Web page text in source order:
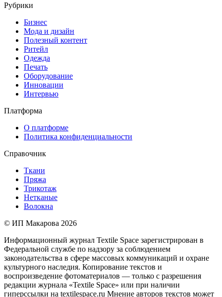
Рубрики
Бизнес
Мода и дизайн
Полезный контент
Ритейл
Одежда
Печать
Оборудование
Инновации
Интервью
Платформа
О платформе
Политика конфиденциальности
Справочник
Ткани
Пряжа
Трикотаж
Нетканые
Волокна
© ИП Макарова 2026
Информационный журнал Textile Space зарегистрирован в
Федеральной службе по надзору за соблюдением
законодательства в сфере массовых коммуникаций и охране
культурного наследия. Копирование текстов и
воспроизведение фотоматериалов — только с разрешения
редакции журнала «Textile Space» или при наличии
гиперссылки на textilespace.ru Мнение авторов текстов может